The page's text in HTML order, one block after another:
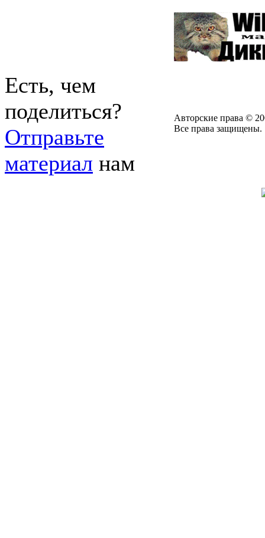
Есть, чем
поделиться?
Отправьте
материал нам
Авторские права ©
Все права защищены.